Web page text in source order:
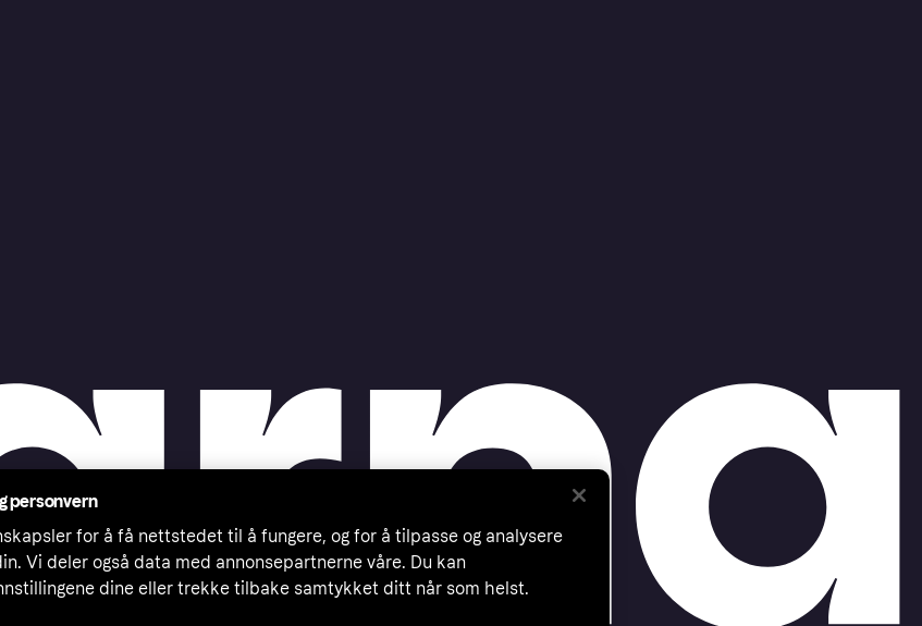
personvern
for å få nettstedet til å fungere, og for å tilpasse og analysere
Vi deler også data med annonsepartnerne våre. Du kan
dine eller trekke tilbake samtykket ditt når som helst.